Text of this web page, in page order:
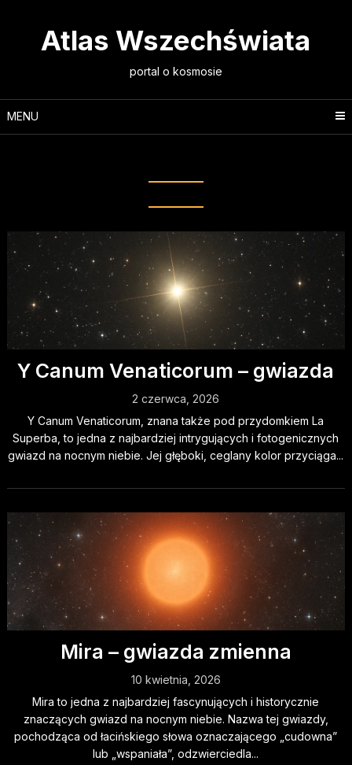
Atlas Wszechświata
portal o kosmosie
MENU
Y Canum Venaticorum – gwiazda
2 czerwca, 2026
Y Canum Venaticorum, znana także pod przydomkiem La
Superba, to jedna z najbardziej intrygujących i fotogenicznych
gwiazd na nocnym niebie. Jej głęboki, ceglany kolor przyciąga...
Mira – gwiazda zmienna
10 kwietnia, 2026
Mira to jedna z najbardziej fascynujących i historycznie
znaczących gwiazd na nocnym niebie. Nazwa tej gwiazdy,
pochodząca od łacińskiego słowa oznaczającego „cudowna”
lub „wspaniała”, odzwierciedla...